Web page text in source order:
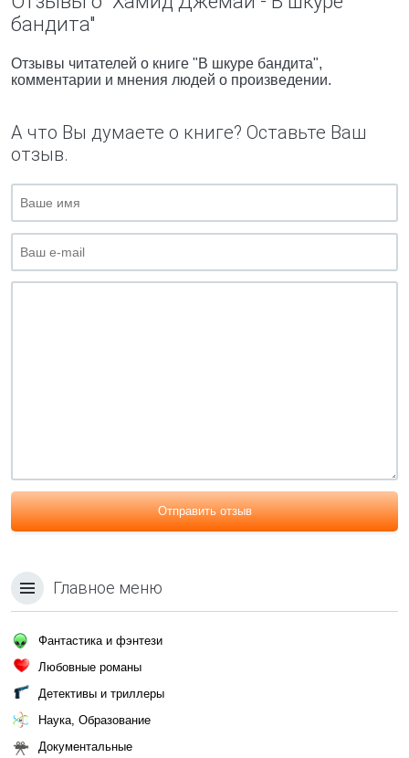
бандита"
Отзывы читателей о книге "В шкуре бандита",
комментарии и мнения людей о произведении.
А что Вы думаете о книге? Оставьте Ваш
отзыв.
Отправить отзыв
Главное меню
Фантастика и фэнтези
Любовные романы
Детективы и триллеры
Наука, Образование
Документальные